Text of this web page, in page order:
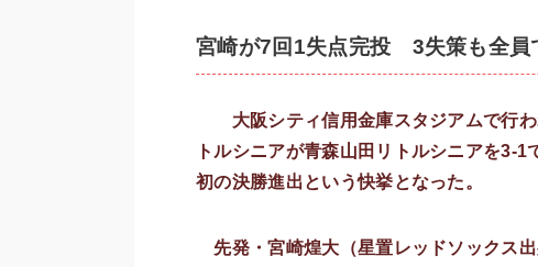
宮崎が7回1失点完投 3失策も全員
大阪シティ信用金庫スタジアムで行
トルシニアが青森山田リトルシニアを3-
初の決勝進出という快挙となった。
先発・宮崎煌大（星置レッドソックス